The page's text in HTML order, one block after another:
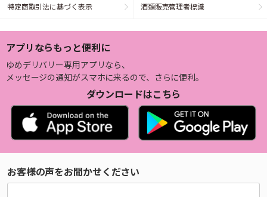
特定商取引法に基づく表示 酒類販売管理者標識
アプリならもっと便利に
ゆめデリバリー専用アプリなら、
メッセージの通知がスマホに来るので、さらに便利。
ダウンロードはこちら
お客様の声をお聞かせください